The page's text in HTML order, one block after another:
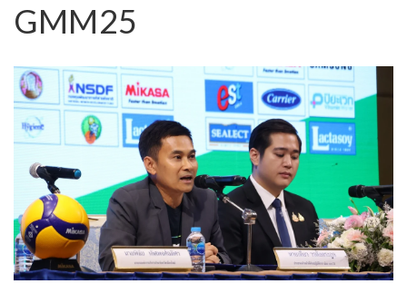
GMM25